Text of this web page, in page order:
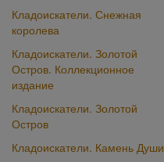
Кладоискатели. Снежная
королева
Кладоискатели. Золотой
Остров. Коллекционное
издание
Кладоискатели. Золотой
Остров
Кладоискатели. Камень Души